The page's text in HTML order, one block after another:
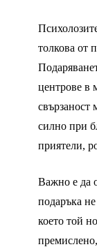
толкова от
центрове в
свързаност
силно при
приятели,
Важно е да
подаръка
което той